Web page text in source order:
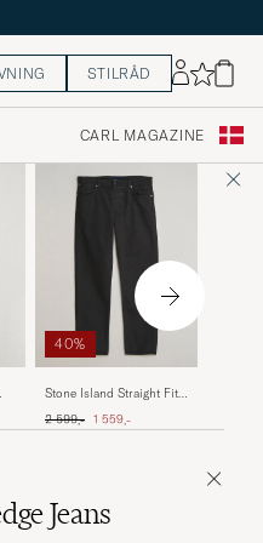
STILRÅD
CARL MAGAZINE
40%
Stone Island Straight Fit
Ordinary pris
2 599,- Nedsat pris
1 559,-
Jeans